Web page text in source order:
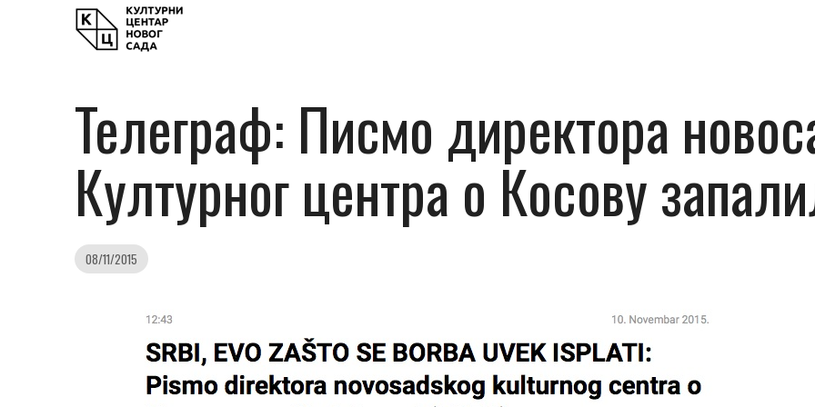
Телеграф: Писмо директора
Културног центра о Косову
08/11/2015